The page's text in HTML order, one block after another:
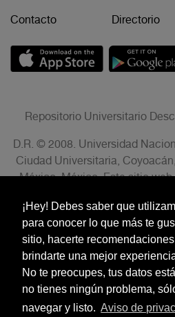
¡Hey! Debes saber que
para conocer lo que más te
sitio, hacerte
brindarte una mejor
No te preocupes, tus datos
no tienes ningún problema,
navegar y listo. Aviso de
Contacto Directorio
Repositorio Universitario
D.R. © 2008. Universidad
Ciudad Universitaria,
México, México. Este sitio
fines no lucrativos siempre
conformidad con el